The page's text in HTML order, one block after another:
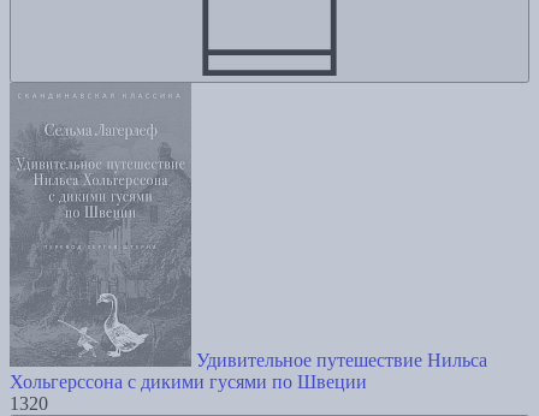
Удивительное путешествие Нильса
Хольгерссона с дикими гусями по Швеции
1320